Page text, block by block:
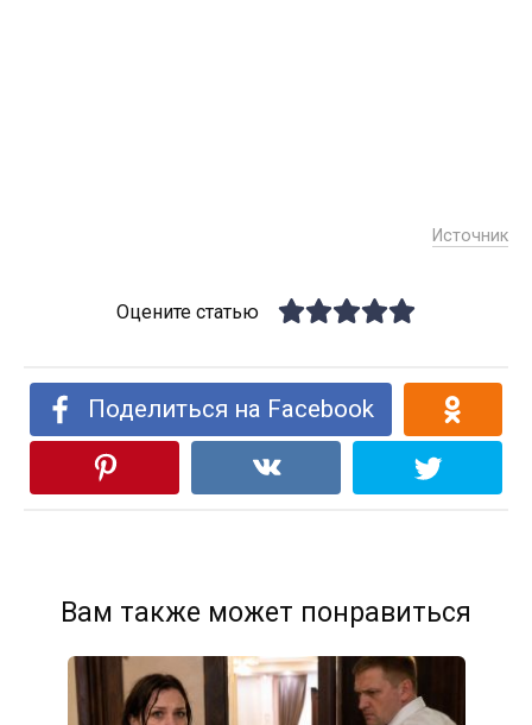
Источник
Оцените статью
Поделиться на Facebook
Вам также может понравиться